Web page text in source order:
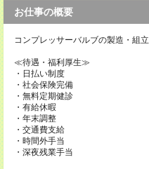
お仕事の概要
コンプレッサーバルブの製造・組
≪待遇・福利厚生≫
・日払い制度
・社会保険完備
・無料定期健診
・有給休暇
・年末調整
・交通費支給
・時間外手当
・深夜残業手当